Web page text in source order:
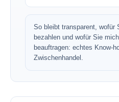
So bleibt transparent, wofür
bezahlen und wofür Sie
beauftragen: echtes Know-
Zwischenhandel.